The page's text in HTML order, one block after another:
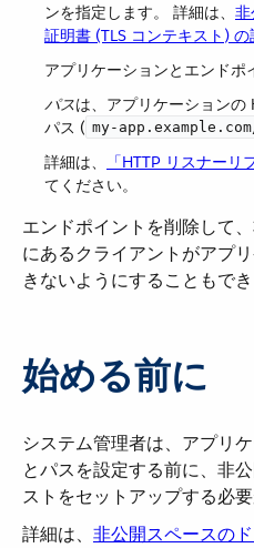
ンを指定します。 詳細は、 非
証明書 (TLS コンテキスト) の
アプリケーションとエンドポ
パスは、アプリケーションの
パス (​ my-
詳細は、​
「HTTP リスナーリ
てください。
エンドポイントを削除して
にあるクライアントがアプ
きないようにすることもでき
始める前に
システム管理者は、アプリ
とパスを設定する前に、非
ストをセットアップする必要
詳細は、 非公開スペースの